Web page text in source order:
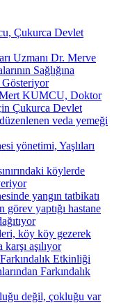
Çukurca Devlet
Uzmanı Dr. Merve
Sağlığına
Gösteriyor
Mert KUMCU, Doktor
Çukurca Devlet
veda yemeği
yönetimi, Yaşlıları
köylerde
yangın tatbikatı
yaptığı hastane
köy köy gezerek
aşılıyor
Etkinliği
Farkındalık
değil, çokluğu var